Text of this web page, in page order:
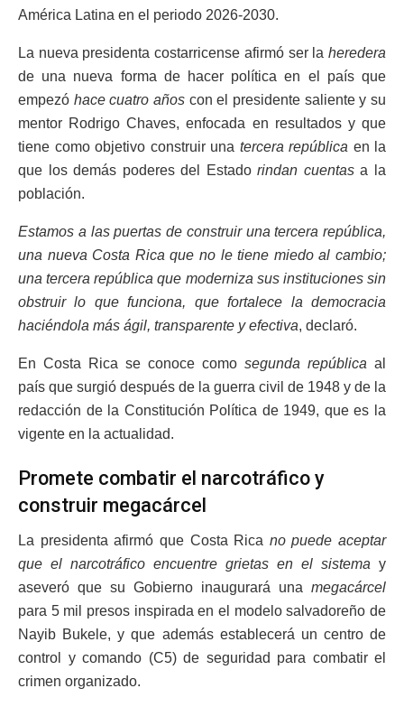
América Latina en el periodo 2026-2030.
La nueva presidenta costarricense afirmó ser la heredera
de una nueva forma de hacer política en el país que
empezó hace cuatro años con el presidente saliente y su
mentor Rodrigo Chaves, enfocada en resultados y que
tiene como objetivo construir una tercera república en la
que los demás poderes del Estadorindan cuentasa la
población.
Estamos a las puertas de construir una tercera república,
una nueva Costa Rica que no le tiene miedo al cambio;
una tercera república que moderniza sus instituciones sin
obstruir lo que funciona, que fortalece la democracia
haciéndola más ágil, transparente y efectiva, declaró.
En Costa Rica se conoce como segunda república al
país que surgió después de la guerra civil de 1948 y de la
redacción de la Constitución Política de 1949, que es la
vigente en la actualidad.
Promete combatir el narcotráfico y
construir megacárcel
La presidenta afirmó que Costa Rica no puede aceptar
que el narcotráfico encuentre grietas en el sistema y
aseveró que su Gobierno inaugurará una megacárcel
para 5 mil presos inspirada en el modelo salvadoreño de
Nayib Bukele, y que además establecerá un centro de
control y comando (C5) de seguridad para combatir el
crimen organizado.